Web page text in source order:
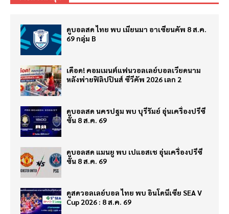
ดูบอลสด ไทย พบ เมียนมา อาเซียนคัพ 8 ส.ค.
69 กลุ่ม B
เดือด! คอมเมนต์แฟนวอลเลย์บอลเวียดนาม
หลังพ่ายฟิลิปปินส์ ซีวีคัพ 2026 เลก 2
ดูบอลสด นครปฐม พบ บุรีรัมย์ อุ่นเครื่องปรีซี
ซั่น 8 ส.ค. 69
ดูบอลสด แมนยู พบ เปแอสเช อุ่นเครื่องปรีซี
ซั่น 8 ส.ค. 69
ดูสดวอลเลย์บอล ไทย พบ อินโดนีเซีย SEA V
Cup 2026 : 8 ส.ค. 69